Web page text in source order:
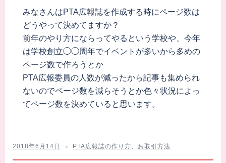
みなさんはPTA広報誌を作成する時にページ数は
どうやって決めてますか？
前年のやり方にならってやるという学校や、今年
は学校創立◯◯周年でイベントが多いから多めの
ページ数で作ろうとか
PTA広報委員の人数が減ったから記事も集められ
ないのでページ数を減らそうとか色々状況によっ
てページ数を決めていると思います。
2018年6月14日 PTA広報誌の作り方、 お取引方法